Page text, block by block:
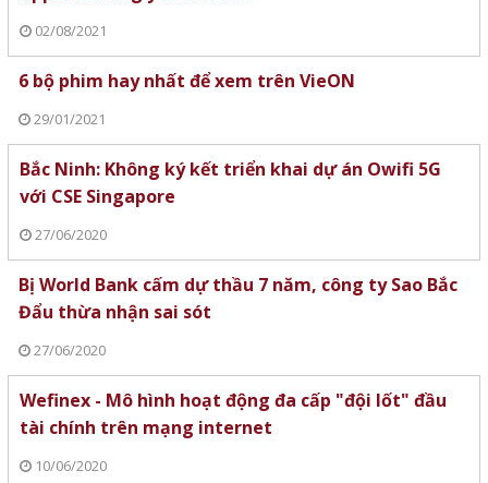
02/08/2021
6 bộ phim hay nhất để xem trên VieON
29/01/2021
Bắc Ninh: Không ký kết triển khai dự án Owifi 5G
với CSE Singapore
27/06/2020
Bị World Bank cấm dự thầu 7 năm, công ty Sao Bắc
Đẩu thừa nhận sai sót
27/06/2020
Wefinex - Mô hình hoạt động đa cấp "đội lốt" đầu
tài chính trên mạng internet
10/06/2020